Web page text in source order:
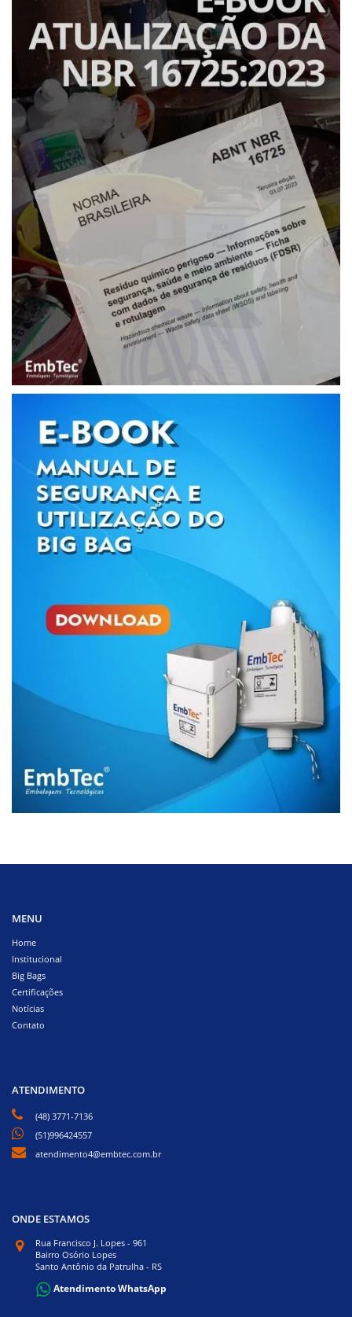
MENU
Home
Institucional
Big Bags
Certificações
Notícias
Contato
ATENDIMENTO
(48) 3771-7136
(51)996424557
atendimento4@embtec.com.br
ONDE ESTAMOS
Rua Francisco J. Lopes - 961
Bairro Osório Lopes
Santo Antônio da Patrulha - RS
Atendimento WhatsApp